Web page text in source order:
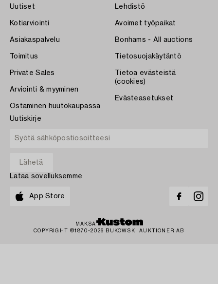
Uutiset
Kotiarviointi
Asiakaspalvelu
Toimitus
Private Sales
Arviointi & myyminen
Ostaminen huutokaupassa
Lehdistö
Avoimet työpaikat
Bonhams - All auctions
Tietosuojakäytäntö
Tietoa evästeistä
(cookies)
Evästeasetukset
Uutiskirje
Lataa sovelluksemme
App Store
MAKSA
COPYRIGHT ©1870-2026 BUKOWSKI AUKTIONER AB